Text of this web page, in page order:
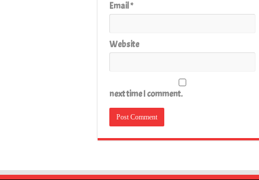
Email*
Website
next time I comment.